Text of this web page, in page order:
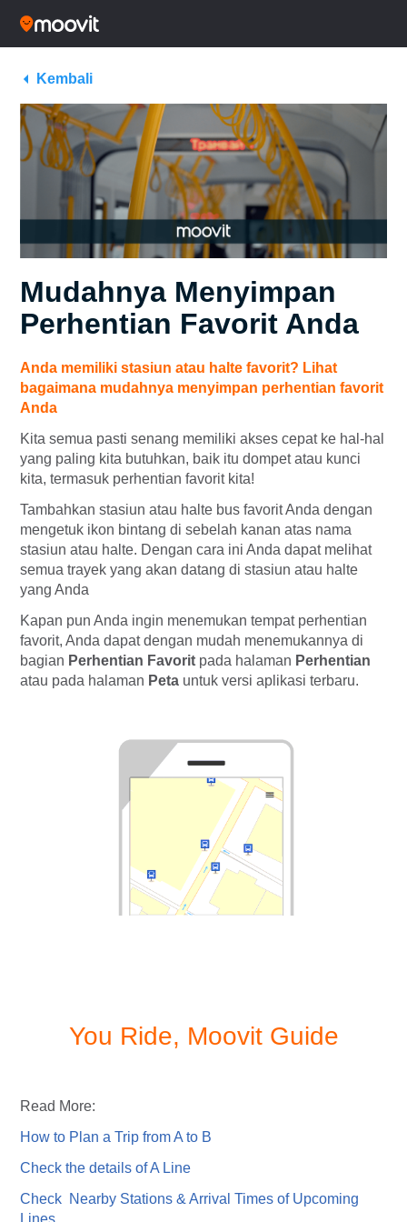
Kembali
Mudahnya Menyimpan
Perhentian Favorit Anda
Anda memiliki stasiun atau halte favorit? Lihat
bagaimana mudahnya menyimpan perhentian favorit
Anda
Kita semua pasti senang memiliki akses cepat ke hal-hal
yang paling kita butuhkan, baik itu dompet atau kunci
kita, termasuk perhentian favorit kita!
Tambahkan stasiun atau halte bus favorit Anda dengan
mengetuk ikon bintang di sebelah kanan atas nama
stasiun atau halte. Dengan cara ini Anda dapat melihat
semua trayek yang akan datang di stasiun atau halte
yang Anda
Kapan pun Anda ingin menemukan tempat perhentian
favorit, Anda dapat dengan mudah menemukannya di
bagian Perhentian Favorit pada halaman Perhentian
atau pada halaman Peta untuk versi aplikasi terbaru.
You Ride, Moovit Guide
Read More:
How to Plan a Trip from A to B
Check the details of A Line
Check Nearby Stations & Arrival Times of Upcoming
Lines